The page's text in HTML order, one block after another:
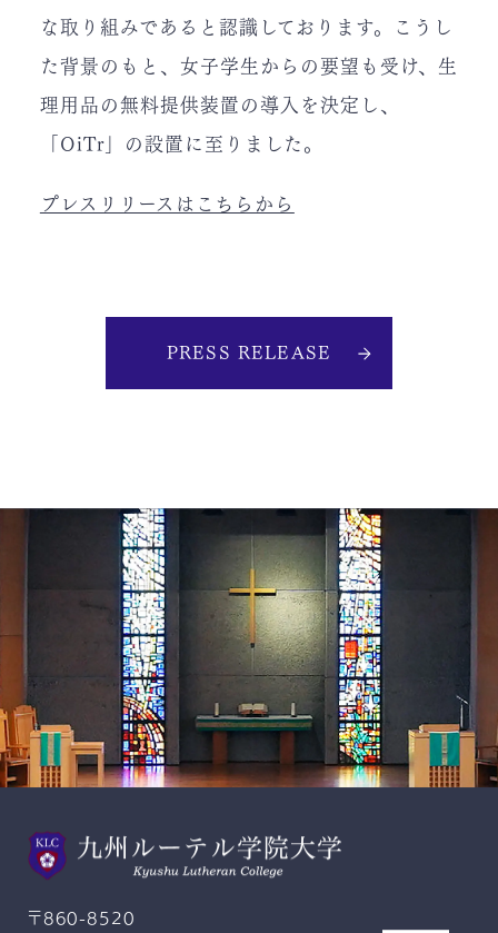
な取り組みであると認識しております。こうし
た背景のもと、女子学生からの要望も受け、生
理用品の無料提供装置の導入を決定し、
「OiTr」の設置に至りました。
プレスリリースはこちらから
PRESS RELEASE
Gratitude and Service
〒860-8520